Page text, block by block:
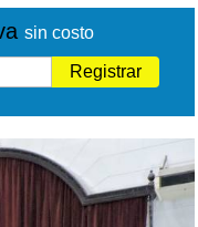
sin costo
Registrar